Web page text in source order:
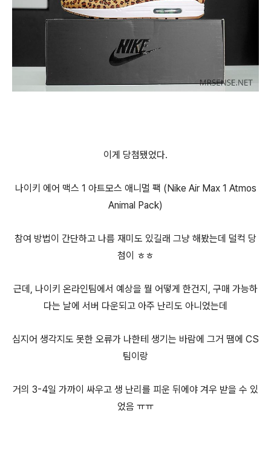
이게 당첨됐었다.
나이키 에어 맥스 1 아트모스 애니멀 팩 (Nike Air Max 1 Atmos
Animal Pack)
참여 방법이 간단하고 나름 재미도 있길래 그냥 해봤는데 덜컥 당
첨이 ㅎㅎ
근데, 나이키 온라인팀에서 예상을 뭘 어떻게 한건지, 구매 가능하
다는 날에 서버 다운되고 아주 난리도 아니었는데
심지어 생각지도 못한 오류가 나한테 생기는 바람에 그거 땜에 CS
팀이랑
거의 3-4일 가까이 싸우고 생 난리를 피운 뒤에야 겨우 받을 수 있
었음 ㅠㅠ